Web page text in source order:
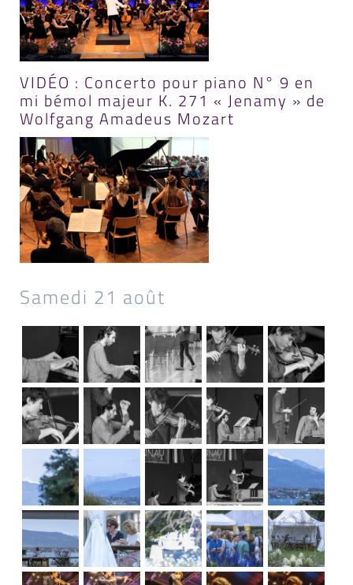
VIDÉO : Concerto pour piano N° 9 en
mi bémol majeur K. 271 « Jenamy » de
Wolfgang Amadeus Mozart
Samedi 21 août